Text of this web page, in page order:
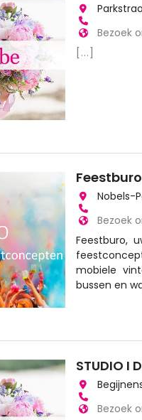
Bezoek
[...]
Feestburo
Nobels-
Bezoek
Feestburo,
mobiele
bussen en
STUDIO I
Bezoek